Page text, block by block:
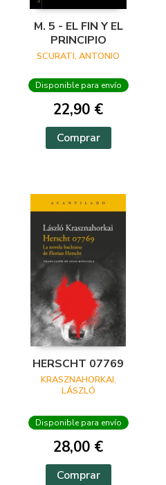
M. 5 - EL FIN Y EL
PRINCIPIO
SCURATI, ANTONIO
Disponible para envío
22,90 €
Comprar
HERSCHT 07769
KRASZNAHORKAI,
LÁSZLÓ
Disponible para envío
28,00 €
Comprar